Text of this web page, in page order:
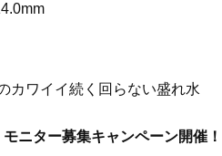
カワイイ続く回らない盛れ水
ニター募集キャンペーン開催！